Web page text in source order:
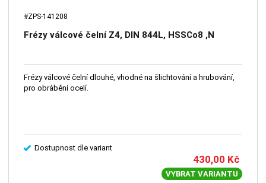
#ZPS-141208
Frézy válcové čelní Z4, DIN 844L, HSSCo8 ,N
Frézy válcové čelní dlouhé, vhodné na šlichtování a hrubování,
pro obrábění ocelí.
Dostupnost dle variant
430,00 Kč
VYBRAT VARIANTU